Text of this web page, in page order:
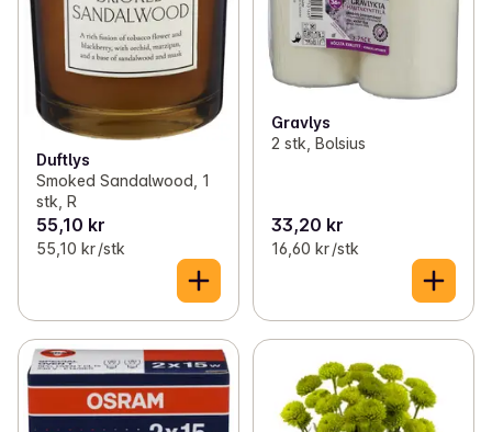
Duftlys
Smoked Sandalwood, 1
stk, R
55,10 kr
55,10 kr /stk
Gravlys
2 stk, Bolsius
33,20 kr
16,60 kr /stk